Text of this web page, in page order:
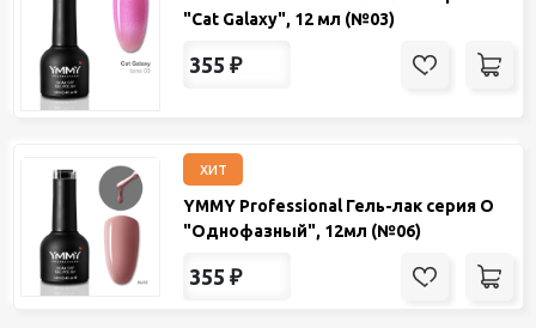
"Cat Galaxy", 12 мл (№03)
355 ₽
хит
YMMY Professional Гель-лак серия O
"Однофазный", 12мл (№06)
355 ₽